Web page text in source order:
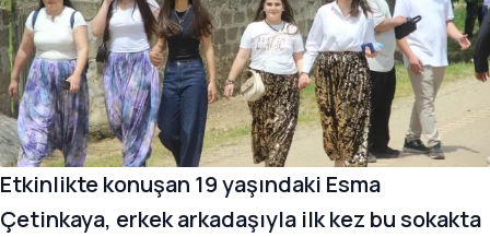
Etkinlikte konuşan 19 yaşındaki Esma
Çetinkaya, erkek arkadaşıyla ilk kez bu sokakta